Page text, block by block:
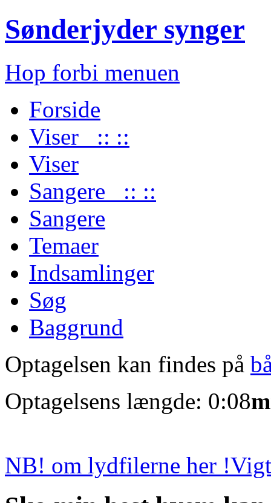
Sønderjyder synger
Hop forbi menuen
Forside
Viser :: ::
Viser
Sangere :: ::
Sangere
Temaer
Indsamlinger
Søg
Baggrund
Optagelsen kan findes på
Optagelsens længde: 0:08
NB! om lydfilerne her !